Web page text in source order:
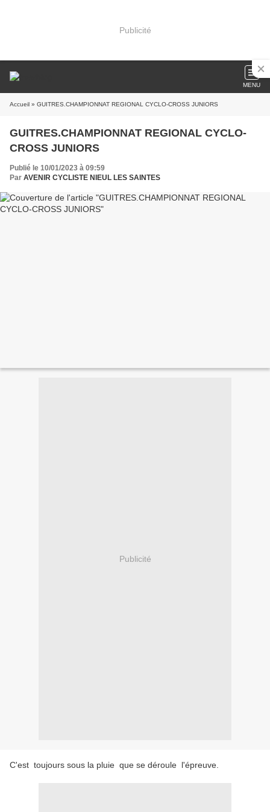
Publicité
MENU
Accueil » GUITRES.CHAMPIONNAT REGIONAL CYCLO-CROSS JUNIORS
GUITRES.CHAMPIONNAT REGIONAL CYCLO-
CROSS JUNIORS
Publié le 10/01/2023 à 09:59
Par AVENIR CYCLISTE NIEUL LES SAINTES
Publicité
C'est toujours sous la pluie que se déroule l'épreuve.